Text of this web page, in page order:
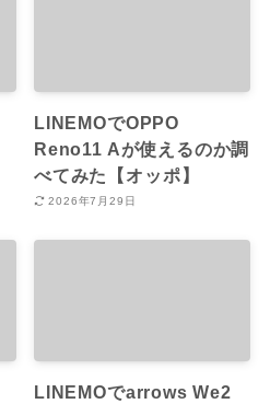
LINEMOでOPPO
Reno11 Aが使えるのか調
べてみた【オッポ】
2026年7月29日
LINEMOでarrows We2